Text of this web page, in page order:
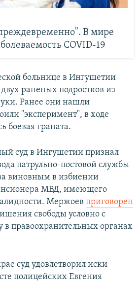
В мире
COVID-19
больнице в Ингушетии
раненых подростков из
Ранее они нашли
"эксперимент", в ходе
боевая граната.
суд в Ингушетии признал
патрульно-постовой службы
виновным в избиении
МВД, имеющего
Мержоев приговорен
свободы условно с
в правоохранительных органах
суд удовлетворил иски
полицейских Евгения